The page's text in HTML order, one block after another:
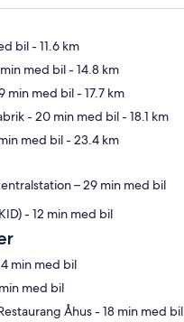
Karta
bil- 11.6 km
med bil- 14.8 km
min med bil- 17.7 km
- 20 min med bil- 18.1 km
med bil- 23.4 km
– 29 min med bil
- 12 min med bil
i Åhus - ‬14 min med bil
- ‬11 min med bil
‪Åhus Bryggeri & Restaurang Åhus - ‬18 min med bil